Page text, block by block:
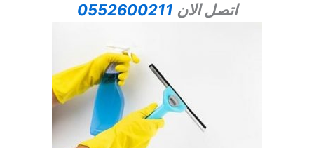
اتصل الان 0552600211